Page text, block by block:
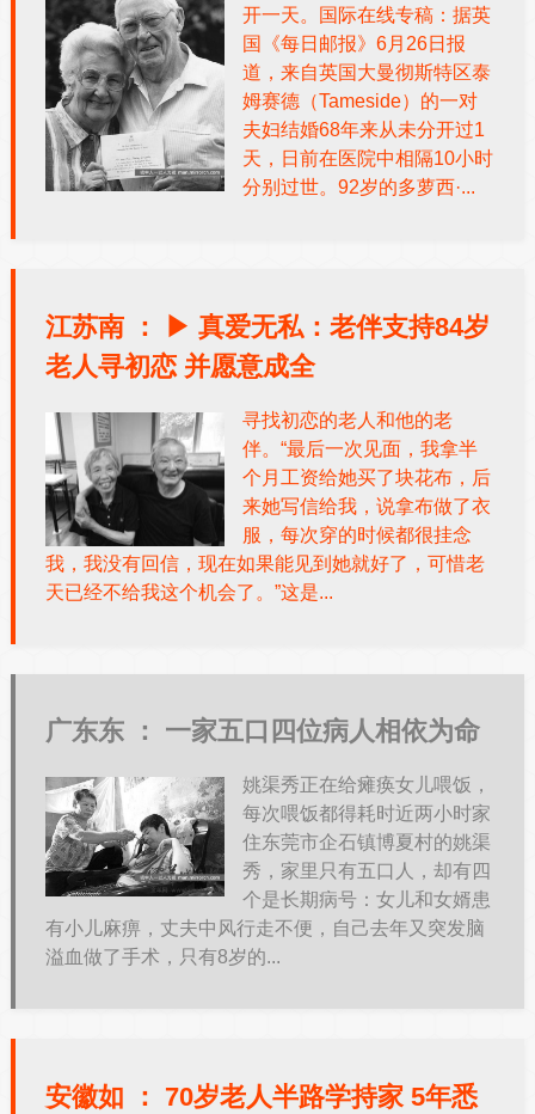
开一天。国际在线专稿：据英
国《每日邮报》6月26日报
道，来自英国大曼彻斯特区泰
姆赛德（Tameside）的一对
夫妇结婚68年来从未分开过1
天，日前在医院中相隔10小时
分别过世。92岁的多萝西·...
江苏南 ：
▶ 真爱无私：老伴支持84岁
老人寻初恋 并愿意成全
寻找初恋的老人和他的老
伴。“最后一次见面，我拿半
个月工资给她买了块花布，后
来她写信给我，说拿布做了衣
服，每次穿的时候都很挂念
我，我没有回信，现在如果能见到她就好了，可惜老
天已经不给我这个机会了。”这是...
广东东 ： 一家五口四位病人相依为命
姚渠秀正在给瘫痪女儿喂饭，
每次喂饭都得耗时近两小时家
住东莞市企石镇博夏村的姚渠
秀，家里只有五口人，却有四
个是长期病号：女儿和女婿患
有小儿麻痹，丈夫中风行走不便，自己去年又突发脑
溢血做了手术，只有8岁的...
安徽如 ： 70岁老人半路学持家 5年悉